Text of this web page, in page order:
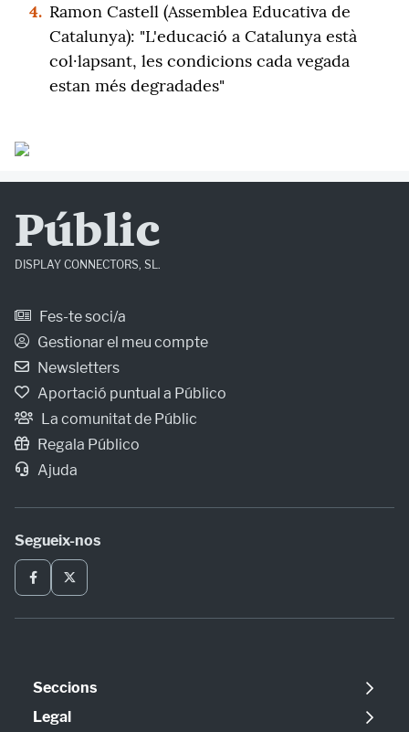
4. Ramon Castell (Assemblea Educativa de
Catalunya): "L'educació a Catalunya està
col·lapsant, les condicions cada vegada
estan més degradades"
Públic
DISPLAY CONNECTORS, SL.
Fes-te soci/a
Gestionar el meu compte
Newsletters
Aportació puntual a Público
La comunitat de Públic
Regala Público
Ajuda
Segueix-nos
Seccions
Política
Legal